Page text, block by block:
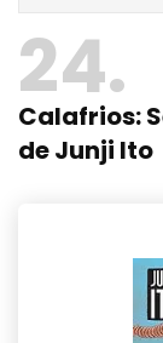
24
Calafrios:
de Junji Ito